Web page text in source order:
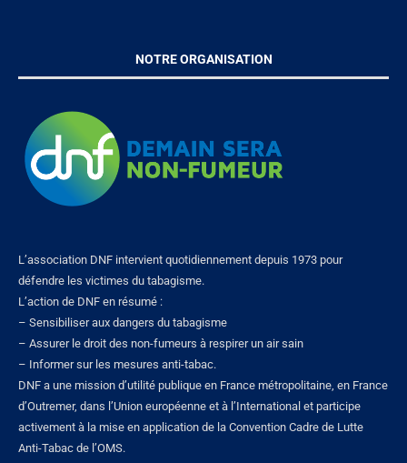
NOTRE ORGANISATION
L’association DNF intervient quotidiennement depuis 1973 pour
défendre les victimes du tabagisme.
L’action de DNF en résumé :
– Sensibiliser aux dangers du tabagisme
– Assurer le droit des non-fumeurs à respirer un air sain
– Informer sur les mesures anti-tabac.
DNF a une mission d’utilité publique en France métropolitaine, en France
d’Outremer, dans l’Union européenne et à l’International et participe
activement à la mise en application de la Convention Cadre de Lutte
Anti-Tabac de l’OMS.